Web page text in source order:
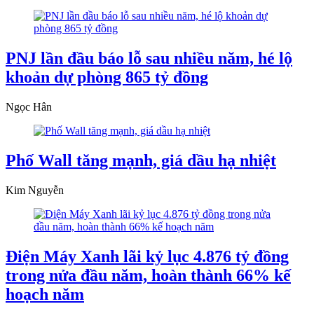
PNJ lần đầu báo lỗ sau nhiều năm, hé lộ
khoản dự phòng 865 tỷ đồng
Ngọc Hân
Phố Wall tăng mạnh, giá dầu hạ nhiệt
Kim Nguyễn
Điện Máy Xanh lãi kỷ lục 4.876 tỷ đồng
trong nửa đầu năm, hoàn thành 66% kế
hoạch năm